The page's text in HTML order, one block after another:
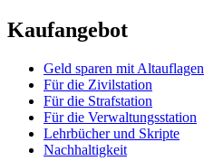
Kaufangebot
Geld sparen mit Altauflagen
Für die Zivilstation
Für die Strafstation
Für die Verwaltungsstation
Lehrbücher und Skripte
Nachhaltigkeit